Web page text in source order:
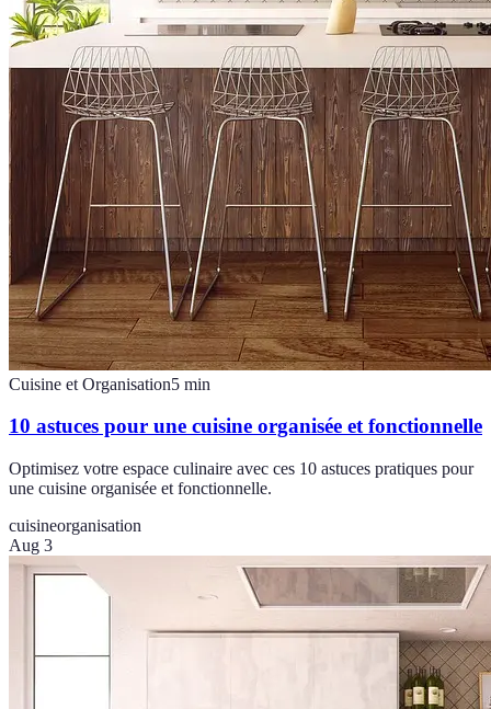
Cuisine et Organisation5 min
10 astuces pour une cuisine organisée et fonctionnelle
Optimisez votre espace culinaire avec ces 10 astuces pratiques pour
une cuisine organisée et fonctionnelle.
cuisineorganisation
Aug 3